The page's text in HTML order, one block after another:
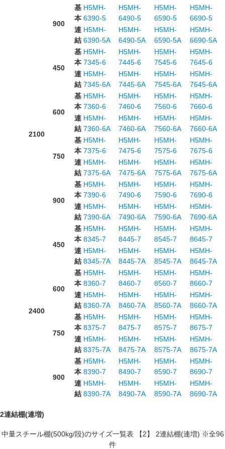
900
基
本
H5MH-
6390-5
H5MH-
6490-5
H5MH-
6590-5
H5MH-
6690-5
連
結
H5MH-
6390-5A
H5MH-
6490-5A
H5MH-
6590-5A
H5MH-
6690-5A
2100
450
基
本
H5MH-
7345-6
H5MH-
7445-6
H5MH-
7545-6
H5MH-
7645-6
連
結
H5MH-
7345-6A
H5MH-
7445-6A
H5MH-
7545-6A
H5MH-
7645-6A
600
基
本
H5MH-
7360-6
H5MH-
7460-6
H5MH-
7560-6
H5MH-
7660-6
連
結
H5MH-
7360-6A
H5MH-
7460-6A
H5MH-
7560-6A
H5MH-
7660-6A
750
基
本
H5MH-
7375-6
H5MH-
7475-6
H5MH-
7575-6
H5MH-
7675-6
連
結
H5MH-
7375-6A
H5MH-
7475-6A
H5MH-
7575-6A
H5MH-
7675-6A
900
基
本
H5MH-
7390-6
H5MH-
7490-6
H5MH-
7590-6
H5MH-
7690-6
連
結
H5MH-
7390-6A
H5MH-
7490-6A
H5MH-
7590-6A
H5MH-
7690-6A
2400
450
基
本
H5MH-
8345-7
H5MH-
8445-7
H5MH-
8545-7
H5MH-
8645-7
連
結
H5MH-
8345-7A
H5MH-
8445-7A
H5MH-
8545-7A
H5MH-
8645-7A
600
基
本
H5MH-
8360-7
H5MH-
8460-7
H5MH-
8560-7
H5MH-
8660-7
連
結
H5MH-
8360-7A
H5MH-
8460-7A
H5MH-
8560-7A
H5MH-
8660-7A
750
基
本
H5MH-
8375-7
H5MH-
8475-7
H5MH-
8575-7
H5MH-
8675-7
連
結
H5MH-
8375-7A
H5MH-
8475-7A
H5MH-
8575-7A
H5MH-
8675-7A
900
基
本
H5MH-
8390-7
H5MH-
8490-7
H5MH-
8590-7
H5MH-
8690-7
連
結
H5MH-
8390-7A
H5MH-
8490-7A
H5MH-
8590-7A
H5MH-
8690-7A
2連結棚(連増)
中量スチール棚(500kg/段)のサイズ一覧表 【2】 2連結棚(連増) ※全96
件